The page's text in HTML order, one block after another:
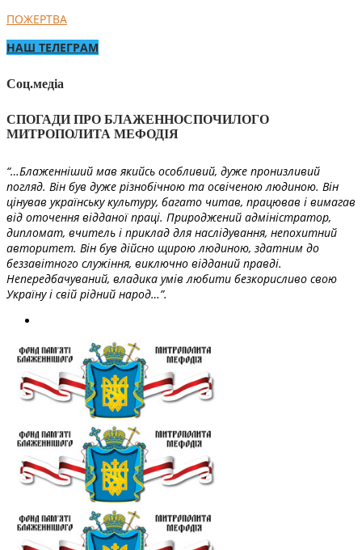
ПОЖЕРТВА
НАШ ТЕЛЕГРАМ
Соц.медіа
СПОГАДИ ПРО БЛАЖЕННОСПОЧИЛОГО
МИТРОПОЛИТА МЕФОДІЯ
“…Блаженніший мав якийсь особливий, дуже пронизливий
погляд. Він був дуже різнобічною та освіченою людиною. Він
цінував українську культуру, багато читав, працював і вимагав
від оточення відданої праці. Природжений адміністратор,
дипломат, вчитель і приклад для наслідування, непохитний
авторитет. Він був дійсно щирою людиною, здатним до
беззавітного служіння, виключно відданий правді.
Непередбачуваний, владика умів любити безкорисливо свою
Україну і свій рідний народ…”.